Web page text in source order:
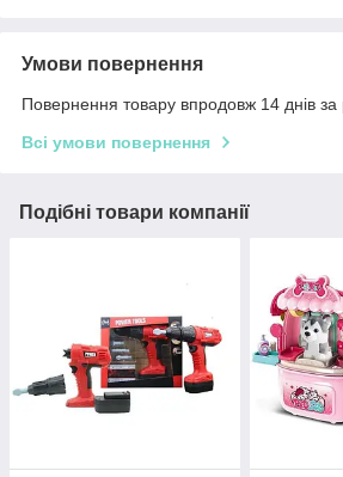
Умови повернення
Повернення товару впродовж 14 днів за
Всі умови повернення
Подібні товари компанії